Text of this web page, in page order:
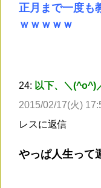
正月まで一度も
ｗｗｗｗｗ
24: 以下、＼(^o^)
2015/02/17(火)
レスに返信
やっぱ人生って